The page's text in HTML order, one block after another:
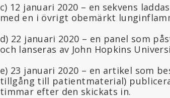
c) 12 januari 2020 – en sekvens
med en i övrigt obemärkt
d) 22 januari 2020 – en panel som
och lanseras av John Hopkins
e) 23 januari 2020 – en artikel som
tillgång till patientmaterial)
timmar efter den skickats in.